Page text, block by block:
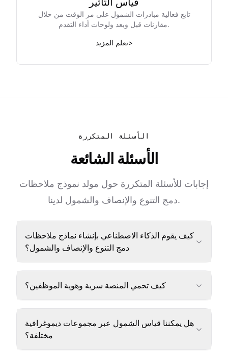
تابع فعالية مبادرات الشمول على مر الوقت من خلال
مقارنات قبل وبعد ولوحات أداء التقدم.
تعلم المزيد>
الأسئلة المتكررة
الأسئلة الشائعة
إجابات للأسئلة المتكررة حول مولد نموذج ملاحظات
دمج التنوع والإنصاف والشمول لدينا.
كيف يقوم الذكاء الاصطناعي بإنشاء نماذج ملاحظات
دمج التنوع والإنصاف والشمول؟
كيف تحمي المنصة سرية وهوية الموظفين؟
هل يمكننا قياس الشمول عبر مجموعات ديموغرافية
مختلفة؟